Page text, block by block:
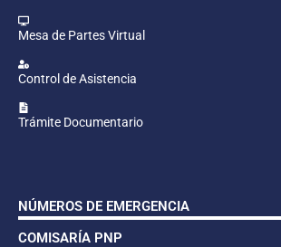
Mesa de Partes Virtual
Control de Asistencia
Trámite Documentario
NÚMEROS DE EMERGENCIA
COMISARÍA PNP